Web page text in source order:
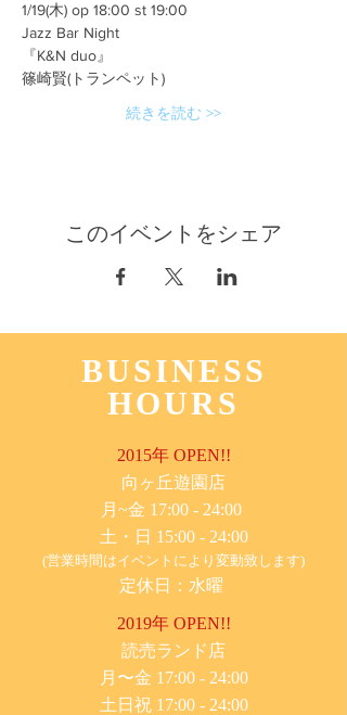
1/19(木) op 18:00 st 19:00
Jazz Bar Night
『K&N duo』
篠崎賢(トランペット)
続きを読む >>
このイベントをシェア
BUSINESS
HOURS
2015年 OPEN!!
​向ヶ丘遊園店
月~金 17:00 - 24:00
土・日 15:00 - 24:00
(営業時間はイベントにより変動致します)
定休日：水曜
2019年 OPEN!!
​読売ランド店
月〜金 17:00 - 24:00
土日祝 17:00 - 24:00